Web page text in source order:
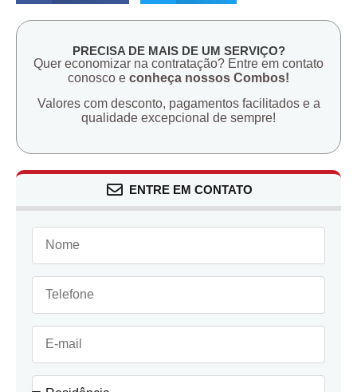
PRECISA DE MAIS DE UM SERVIÇO?
Quer economizar na contratação? Entre em contato
conosco e conheça nossos Combos!
Valores com desconto, pagamentos facilitados e a
qualidade excepcional de sempre!
ENTRE EM CONTATO